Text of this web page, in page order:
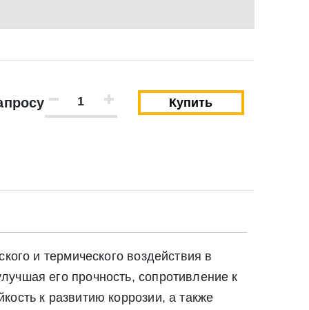
Купить
и термического воздействия в
его прочность, сопротивление к
к развитию коррозии, а также